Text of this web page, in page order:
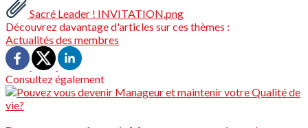
Sacré Leader ! INVITATION.png
Découvrez davantage d'articles sur ces thèmes :
Actualités des membres
Consultez également